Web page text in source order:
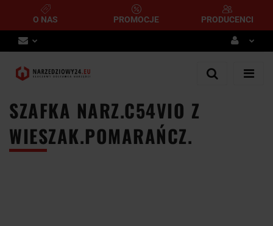
O NAS PROMOCJE PRODUCENCI
Zaloguj się
Dodaj zgłoszenie
SZAFKA NARZ.C54VIO Z
WIESZAK.POMARAŃCZ.